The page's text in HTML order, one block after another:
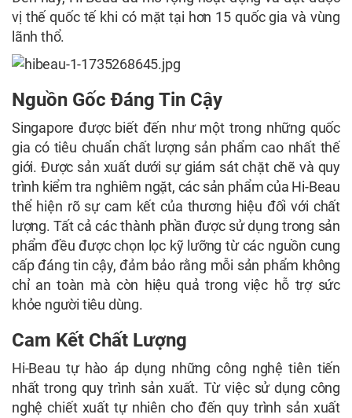
vị thế quốc tế khi có mặt tại hơn 15 quốc gia và vùng
lãnh thổ.
Nguồn Gốc Đáng Tin Cậy
Singapore được biết đến như một trong những quốc
gia có tiêu chuẩn chất lượng sản phẩm cao nhất thế
giới. Được sản xuất dưới sự giám sát chặt chẽ và quy
trình kiểm tra nghiêm ngặt, các sản phẩm của Hi-Beau
thể hiện rõ sự cam kết của thương hiệu đối với chất
lượng. Tất cả các thành phần được sử dụng trong sản
phẩm đều được chọn lọc kỹ lưỡng từ các nguồn cung
cấp đáng tin cậy, đảm bảo rằng mỗi sản phẩm không
chỉ an toàn mà còn hiệu quả trong việc hỗ trợ sức
khỏe người tiêu dùng.
Cam Kết Chất Lượng
Hi-Beau tự hào áp dụng những công nghệ tiên tiến
nhất trong quy trình sản xuất. Từ việc sử dụng công
nghệ chiết xuất tự nhiên cho đến quy trình sản xuất